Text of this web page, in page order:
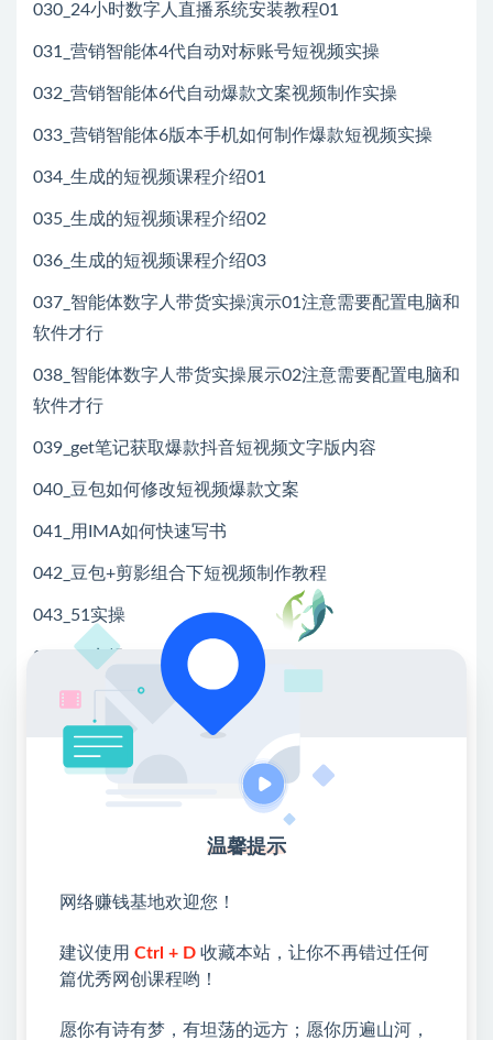
030_24小时数字人直播系统安装教程01
031_营销智能体4代自动对标账号短视频实操
032_营销智能体6代自动爆款文案视频制作实操
033_营销智能体6版本手机如何制作爆款短视频实操
034_生成的短视频课程介绍01
035_生成的短视频课程介绍02
036_生成的短视频课程介绍03
037_智能体数字人带货实操演示01注意需要配置电脑和
软件才行
038_智能体数字人带货实操展示02注意需要配置电脑和
软件才行
039_get笔记获取爆款抖音短视频文字版内容
040_豆包如何修改短视频爆款文案
041_用IMA如何快速写书
042_豆包+剪影组合下短视频制作教程
043_51实操
044_52实操
045_53实操
046_54实操
050_58实操
051_个人算力出海理论与实战第1讲丨从0到1构建新商
业帝国
052_个人算力出海理论与实战第2讲丨算力出海与智能
温馨提示
网络赚钱基地欢迎您！
建议使用 Ctrl + D 收藏本站，让你不再错过任何
篇优秀网创课程哟！
愿你有诗有梦，有坦荡的远方；愿你历遍山河，